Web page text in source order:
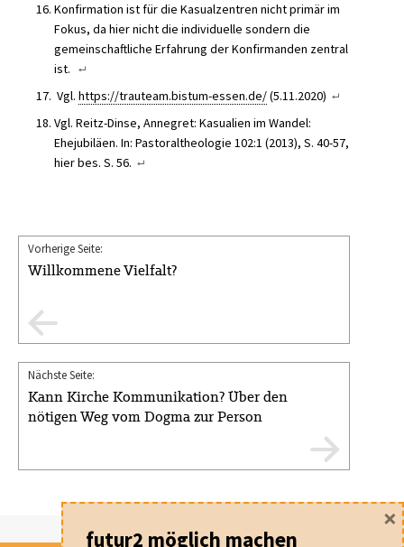
Konfirmation ist für die Kasualzentren nicht primär im
Fokus, da hier nicht die individuelle sondern die
gemeinschaftliche Erfahrung der Konfirmanden zentral
ist.
Vgl. https://trauteam.bistum-essen.de/(5.11.2020)
Vgl. Reitz-Dinse, Annegret: Kasualien im Wandel:
Ehejubiläen. In: Pastoraltheologie 102:1 (2013), S. 40-57,
hier bes. S. 56.
Vorherige Seite:
Willkommene Vielfalt?
Nächste Seite:
Kann Kirche Kommunikation? Über den
nötigen Weg vom Dogma zur Person
futur2 möglich machen
×